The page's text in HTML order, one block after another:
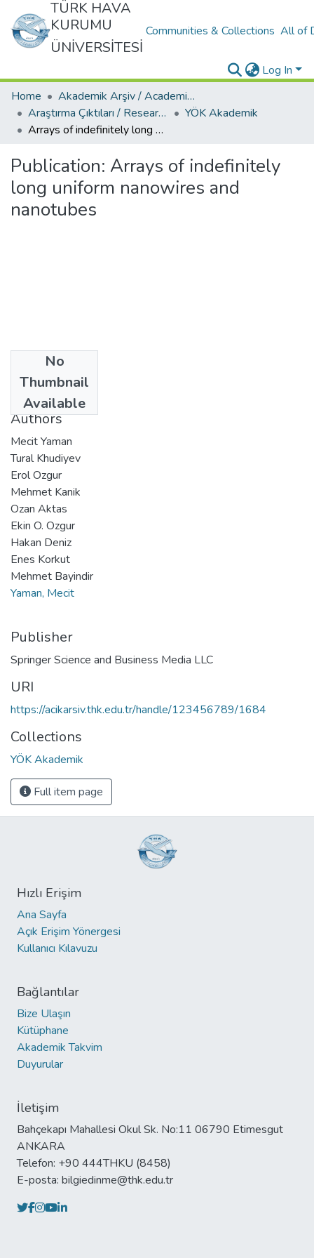
TÜRK HAVA
KURUMU
ÜNİVERSİTESİ
Communities & Collections All of
Log In
Home
Akademik Arşiv / Academic Archive
Araştırma Çıktıları / Research Outcomes
YÖK Akademik
Arrays of indefinitely long uniform nanowires and nanotubes
Publication: Arrays of indefinitely
long uniform nanowires and
nanotubes
No
Thumbnail
Available
2011-06-12
Authors
Mecit Yaman
Tural Khudiyev
Erol Ozgur
Mehmet Kanik
Ozan Aktas
Ekin O. Ozgur
Hakan Deniz
Enes Korkut
Mehmet Bayindir
Yaman, Mecit
Publisher
Springer Science and Business Media LLC
URI
https://acikarsiv.thk.edu.tr/handle/123456789/1684
Collections
YÖK Akademik
Full item page
Hızlı Erişim
Ana Sayfa
Açık Erişim Yönergesi
Kullanıcı Kılavuzu
Bağlantılar
Bize Ulaşın
Kütüphane
Akademik Takvim
Duyurular
İletişim
Bahçekapı Mahallesi Okul Sk. No:11 06790 Etimesgut
ANKARA
Telefon: +90 444THKU (8458)
E-posta: bilgiedinme@thk.edu.tr